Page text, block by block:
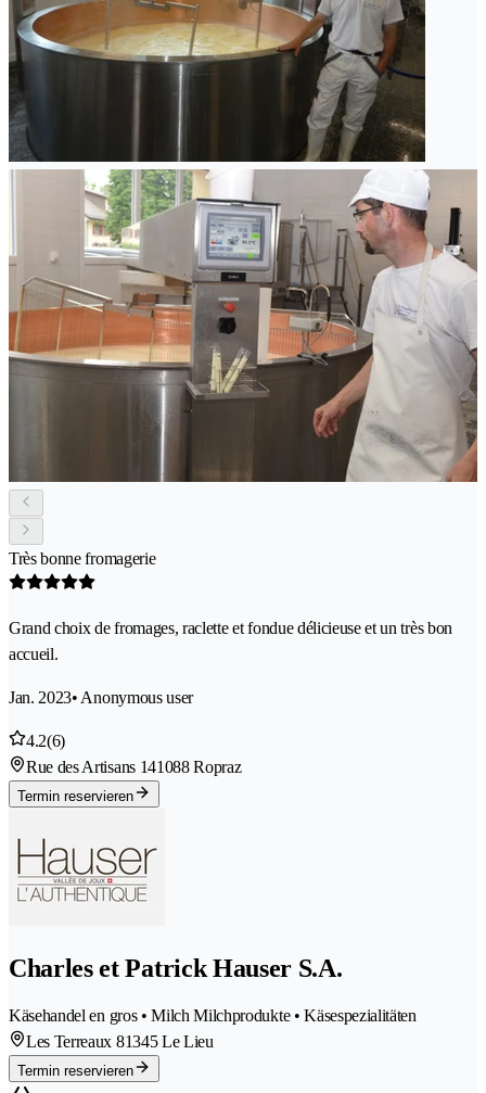
Très bonne fromagerie
Grand choix de fromages, raclette et fondue délicieuse et un très bon
accueil.
Jan. 2023• Anonymous user
4.2(6)
Rue des Artisans 141088 Ropraz
Termin reservieren
Charles et Patrick Hauser S.A.
Käsehandel en gros • Milch Milchprodukte • Käsespezialitäten
Les Terreaux 81345 Le Lieu
Termin reservieren